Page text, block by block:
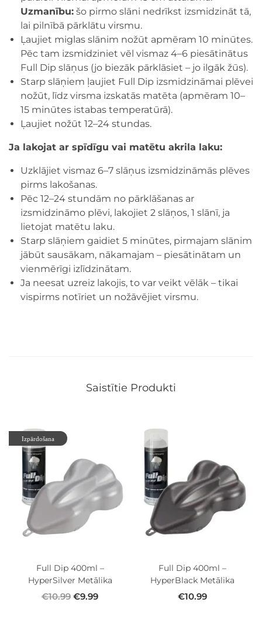
Uzmanību: šo pirmo slāni nedrīkst izsmidzināt tā,
lai pilnībā pārklātu virsmu.
Ļaujiet miglas slānim nožūt apmēram 10 minūtes.
Pēc tam izsmidziniet vēl vismaz 4–6 piesātinātus
Full Dip slāņus (jo biezāk pārklāsiet – jo ilgāk žūs).
Starp slāņiem ļaujiet Full Dip izsmidzināmai plēvei
nožūt, līdz virsma izskatās matēta (apmēram 10–
15 minūtes istabas temperatūrā).
Ļaujiet nožūt 12–24 stundas.
Ja lakojat ar spīdīgu vai matētu akrila laku:
Uzklājiet vismaz 6–7 slāņus izsmidzināmās plēves
pirms lakošanas.
Pēc 12–24 stundām no pārklāšanas ar
izsmidzināmo plēvi, lakojiet 2 slāņos, 1 slānī, ja
lietojat matētu laku.
Starp slāņiem gaidiet 5 minūtes, pirmajam slānim
jābūt sausākam, nākamajam – piesātinātam un
vienmērīgi izlīdzinātam.
Ja neesat uzreiz lakojis, to var veikt vēlāk – tikai
vispirms notīriet un nožāvējiet virsmu.
Saistītie Produkti
Izpārdošana
Full Dip 400ml –
HyperSilver Metālika
€10.99 €9.99
Full Dip 400ml –
HyperBlack Metālika
€10.99